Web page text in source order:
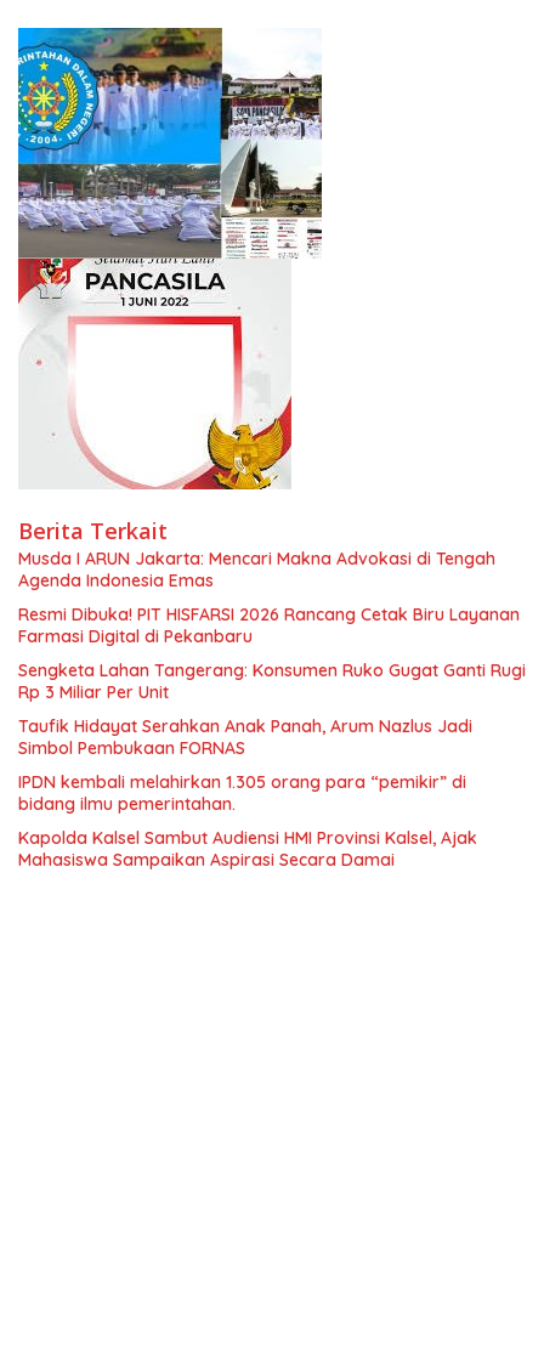
Berita Terkait
Musda I ARUN Jakarta: Mencari Makna Advokasi di Tengah
Agenda Indonesia Emas
Resmi Dibuka! PIT HISFARSI 2026 Rancang Cetak Biru Layanan
Farmasi Digital di Pekanbaru
Sengketa Lahan Tangerang: Konsumen Ruko Gugat Ganti Rugi
Rp 3 Miliar Per Unit
Taufik Hidayat Serahkan Anak Panah, Arum Nazlus Jadi
Simbol Pembukaan FORNAS
IPDN kembali melahirkan 1.305 orang para “pemikir” di
bidang ilmu pemerintahan.
Kapolda Kalsel Sambut Audiensi HMI Provinsi Kalsel, Ajak
Mahasiswa Sampaikan Aspirasi Secara Damai